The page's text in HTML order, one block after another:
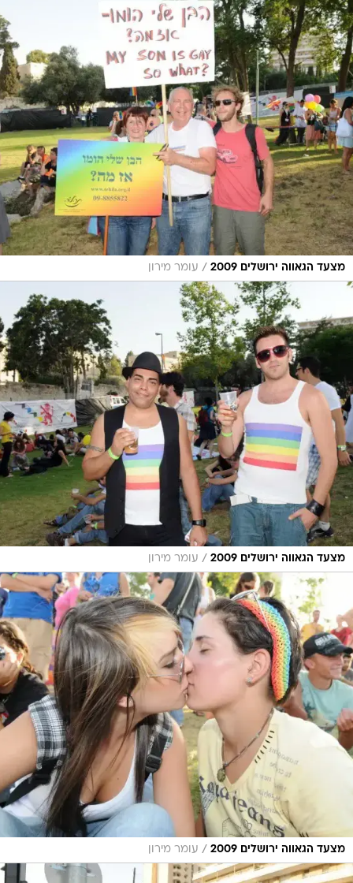
מצעד הגאווה ירושלים 2009 / עומר מירון
מצעד הגאווה ירושלים 2009 / עומר מירון
מצעד הגאווה ירושלים 2009 / עומר מירון